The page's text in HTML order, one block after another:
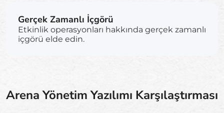
Gerçek Zamanlı İçgörü
Etkinlik operasyonları hakkında gerçek zamanlı
içgörü elde edin.
Arena Yönetim Yazılımı Karşılaştırması